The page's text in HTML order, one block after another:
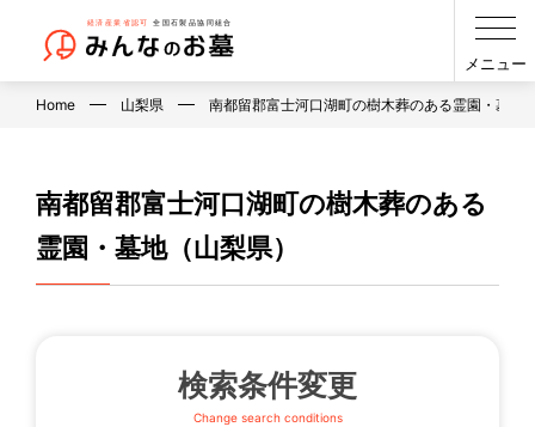
メニュー
Home 山梨県 南都留郡富士河口湖町の樹木葬のある霊園・墓地
南都留郡富士河口湖町の樹木葬のある
霊園・墓地（山梨県）
検索条件変更
Change search conditions